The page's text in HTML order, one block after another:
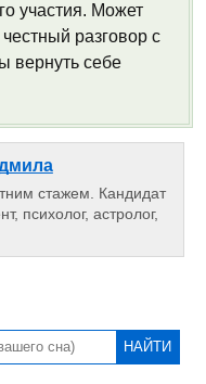
участия. Может
разговор с
вернуть себе
стажем. Кандидат
психолог, астролог,